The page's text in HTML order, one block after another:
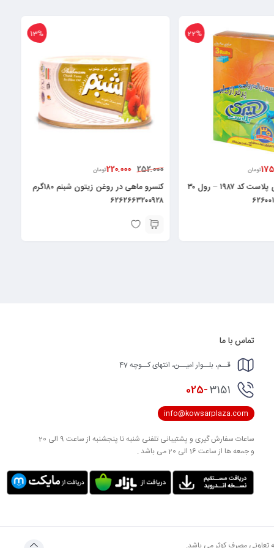
22%
تومان
کیسه زباله آیری پلاست کد ۱۹۸۷ – رول ۳۰
13%
252.000
220.000تومان
کنسرو ماهی در روغن زیتون شبنم ۱۸۰گرم
۶۲۶۲۶۶۳۲۰۰۹۲۸
تماس با ما
قــم، بلــوار امیــن، انتهای کــوچه 47
025-3151
info@kowsarplaza.com
ساعات سفارش گیری و پشتیبانی تلفنی شنبه تا پنجشنبه از ساعت 9 الی 20
و جمعه ها از ساعت 16 الی 20 می باشد .
تعاونی مصرف کوثر می باشد.